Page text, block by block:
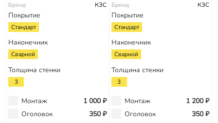
Бренд КЗС
Покрытие
Стандарт
Наконечник
Сварной
Толщина стенки
3
Монтаж
1 000 ₽
Оголовок
350 ₽
Бренд КЗС
Покрытие
Стандарт
Наконечник
Сварной
Толщина стенки
3
Монтаж
1 200 ₽
Оголовок
350 ₽